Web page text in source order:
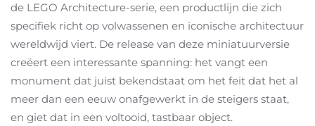
de LEGO Architecture-serie, een productlijn die zich
specifiek richt op volwassenen en iconische architectuur
wereldwijd viert. De release van deze miniatuurversie
creëert een interessante spanning: het vangt een
monument dat juist bekendstaat om het feit dat het al
meer dan een eeuw onafgewerkt in de steigers staat,
en giet dat in een voltooid, tastbaar object.